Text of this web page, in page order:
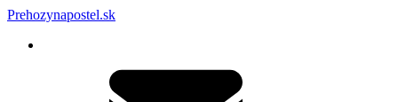
Prehozynapostel.sk